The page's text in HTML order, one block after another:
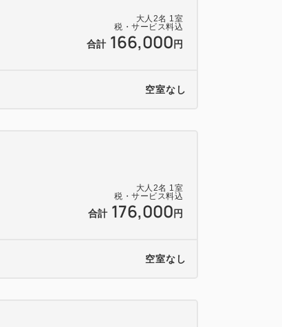
大人 2名 1室
税・サービス料込
合計 166,000 円
空室なし
大人 2名 1室
税・サービス料込
合計 176,000 円
空室なし